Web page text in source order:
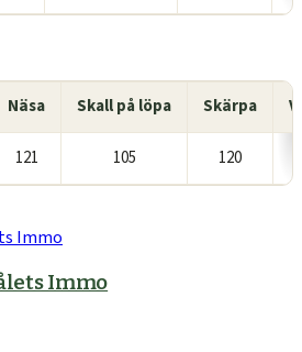
Näsa Skall på löpa Skärpa
121 105 120
Immo